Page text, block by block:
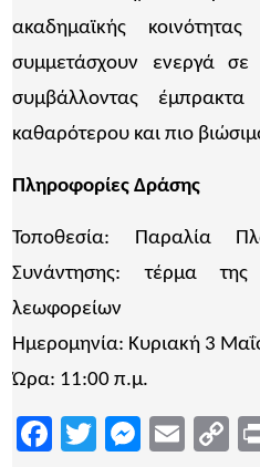
ακαδημαϊκής
συμμετάσχουν ενεργά
συμβάλλοντας
καθαρότερου και πιο
Πληροφορίες Δράσης
Τοποθεσία: Παραλία
Συνάντησης: τέρμα
λεωφορείων
Ημερομηνία: Κυριακή 3
Ώρα: 11:00 π.μ.
Facebook
Twitter